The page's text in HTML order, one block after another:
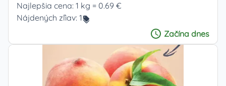
Najlepšia cena: 1 kg = 0.69 €
Nájdených zľiav: 1
Začína dnes